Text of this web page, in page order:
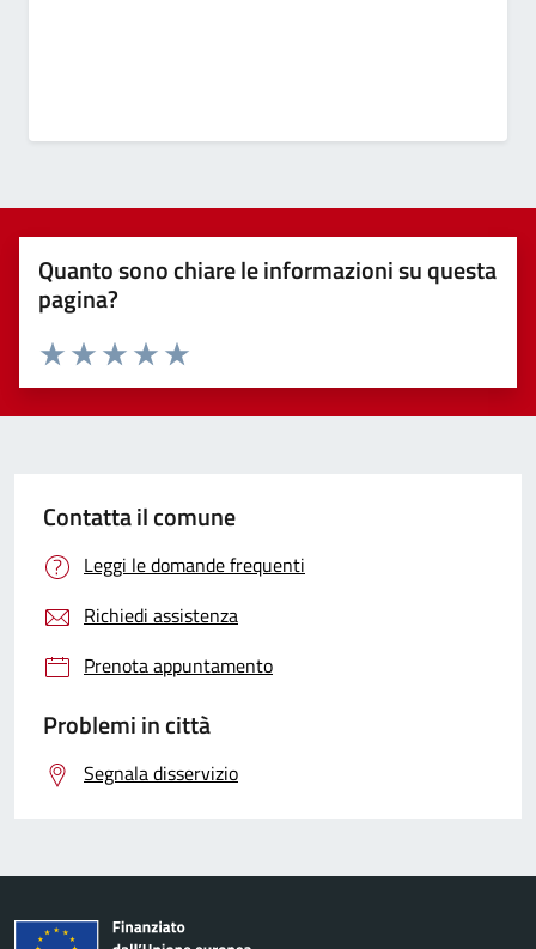
Quanto sono chiare le informazioni su questa
pagina?
Valuta 5 stelle su 5
Valuta 4 stelle su 5
Valuta 3 stelle su 5
Valuta 2 stelle su 5
Valuta 1 stelle su 5
Contatta il comune
Leggi le domande frequenti
Richiedi assistenza
Prenota appuntamento
Problemi in città
Segnala disservizio